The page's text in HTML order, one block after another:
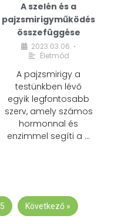
A szelén és a
pajzsmirigyműködés
összefüggése
2023.03.06. •
Életmód
A pajzsmirigy a
testünkben lévő
egyik legfontosabb
szerv, amely számos
hormonnal és
enzimmel segíti a …
5 Következő »